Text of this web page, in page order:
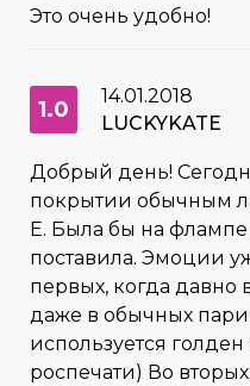
Это очень удобно!
1.0
14.01.2018
LUCKYKATE
Добрый день!
покрытии обычным
Е. Была бы на флампе
поставила. Эмоции
первых, когда давно
даже в обычных
используется
роспечати) Во